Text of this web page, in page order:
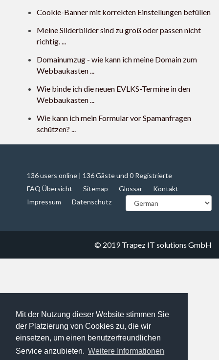
Mit der Nutzung dieser Website stimmen Sie
der Platzierung von Cookies zu, die wir
einsetzen, um einen benutzerfreundlichen
Service anzubieten. Weitere Informationen
Cookie-Banner mit korrekten Einstellungen befüllen
Meine Sliderbilder sind zu groß oder passen nicht
richtig. ...
Domainumzug - wie kann ich meine Domain zum
Webbaukasten ...
Wie binde ich die neuen EVLKS-Termine in den
Webbaukasten ...
Wie kann ich mein Formular vor Spamanfragen
schützen? ...
136 users online | 136 Gäste und 0 Registrierte
FAQ Übersicht
Sitemap Glossar
Kontakt
Impressum
Datenschutz
© 2019Trapez IT solutions GmbH